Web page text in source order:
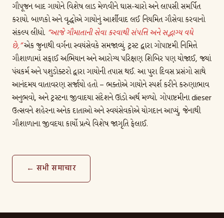
ગૌપૂજન બાદ ગાયોને વિશેષ લાડ મેળવીને ઘાસ-ચારો અને લાપસી સમર્પિત
કરાયો. બાળકો અને વૃદ્ધોએ ગાયોનું આર્શીવાદ લઈ નિયમિત ગૌસેવા કરવાનો
સંકલ્પ લીધો. “આજે ગૌમાતાની સેવા કરવાથી સંપત્તિ અને સદ્ભાગ્ય વધે
છે,”એક જુનાથી વર્ગના સ્વયંસેવકે સમજાવ્યું. ટ્રસ્ટ દ્વારા ગોપાષ્ટમી નિમિત્તે
ગૌશાળામાં સફાઈ અભિયાન અને આરોગ્ય પરિક્ષણ શિબિર પણ યોજાઈ, જ્યાં
પંચકર્મ અને પશુડોક્ટરો દ્વારા ગાયોની તપાસ થઈ. આ પુરા દિવસ પ્રસંગો સાથે
આનંદમય વાતાવરણ સર્જાયો હતો – ભક્તોએ ગાયોને સ્પર્શ કરીને કરુણાભાવ
અનુભવો, અને ટ્રસ્ટના જીવાદયા સંદેશને ઊંડો અર્થ મળ્યો. ગોપાષ્ટમીના dieser
ઉત્સવને શહેરના અનેક દાતાઓ અને સ્વયંસેવકોએ યોગદાન આપ્યું, જેનાથી
ગૌશાળાના જીવદયા કાર્યો પ્રત્યે વિશેષ જાગૃતિ ફેલાઈ.
← सभी समाचार